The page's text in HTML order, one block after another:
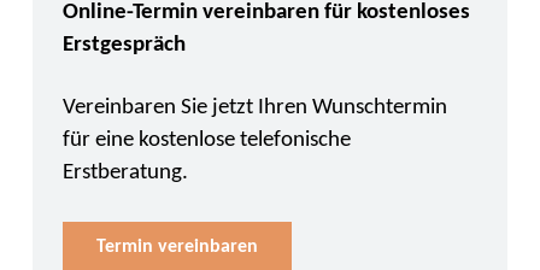
Online-Termin vereinbaren für kostenloses
Erstgespräch
Vereinbaren Sie jetzt Ihren Wunschtermin
für eine kostenlose telefonische
Erstberatung.
Termin vereinbaren